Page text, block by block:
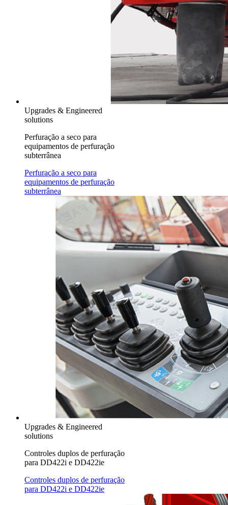
Upgrades & Engineered
solutions
Perfuração a seco para
equipamentos de perfuração
subterrânea
Perfuração a seco para
equipamentos de perfuração
subterrânea
Upgrades & Engineered
solutions
Controles duplos de perfuração
para DD422i e DD422ie
Controles duplos de perfuração
para DD422i e DD422ie